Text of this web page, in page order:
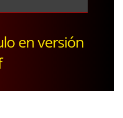
en versión